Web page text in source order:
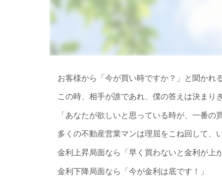
お客様から「今が買い時ですか？」と聞かれ
この時、相手が誰であれ、僕の答えは決まり
「あなたが欲しいと思っている時が、一番の
多くの不動産営業マンは理屈をこね回して、
金利上昇局面なら「早く買わないと金利が上
金利下降局面なら「今が金利は底です！」